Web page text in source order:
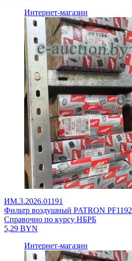
Интернет-магазин
ИМ.3.2026.01191
Фильтр воздушный PATRON PF1192
Справочно по курсу НБРБ
5,29 BYN
Интернет-магазин